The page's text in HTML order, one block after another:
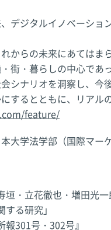
デジタルイノベーシ
からの未来にあてはま
街・暮らしの中心であ
シナリオを洞察し、今
するとともに、リアル
feature/
大学法学部（国際マー
垣・立花徹也・増田光
る研究」
報301号・302号』